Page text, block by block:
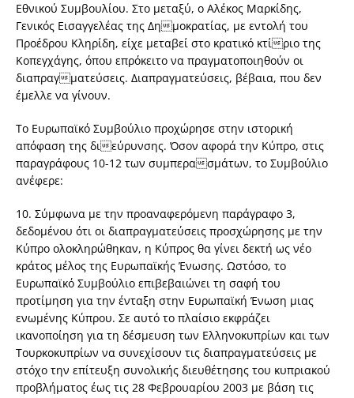
Εθνικού Συμβουλίου. Στο μεταξύ, ο Αλέκος Μαρκίδης,
Γενικός Εισαγγελέας της Δημοκρατίας, με εντολή του
Προέδρου Κληρίδη, είχε μεταβεί στο κρατικό κτίριο της
Κοπεγχάγης, όπου επρόκειτο να πραγματοποιηθούν οι
διαπραγματεύσεις. Διαπραγματεύσεις, βέβαια, που δεν
έμελλε να γίνουν.
Το Ευρωπαϊκό Συμβούλιο προχώρησε στην ιστορική
απόφαση της διεύρυνσης. Όσον αφορά την Κύπρο, στις
παραγράφους 10-12 των συμπερασμάτων, το Συμβούλιο
ανέφερε:
10. Σύμφωνα με την προαναφερόμενη παράγραφο 3,
δεδομένου ότι οι διαπραγματεύσεις προσχώρησης με την
Κύπρο ολοκληρώθηκαν, η Κύπρος θα γίνει δεκτή ως νέο
κράτος μέλος της Ευρωπαϊκής Ένωσης. Ωστόσο, το
Ευρωπαϊκό Συμβούλιο επιβεβαιώνει τη σαφή του
προτίμηση για την ένταξη στην Ευρωπαϊκή Ένωση μιας
ενωμένης Κύπρου. Σε αυτό το πλαίσιο εκφράζει
ικανοποίηση για τη δέσμευση των Ελληνοκυπρίων και των
Τουρκοκυπρίων να συνεχίσουν τις διαπραγματεύσεις με
στόχο την επίτευξη συνολικής διευθέτησης του κυπριακού
προβλήματος έως τις 28 Φεβρουαρίου 2003 με βάση τις